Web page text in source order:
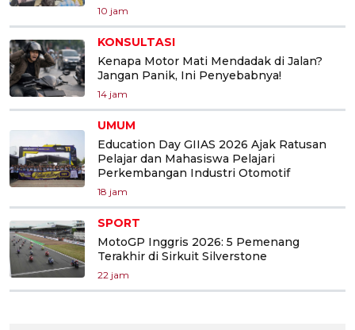
10 jam
KONSULTASI
Kenapa Motor Mati Mendadak di Jalan?
Jangan Panik, Ini Penyebabnya!
14 jam
UMUM
Education Day GIIAS 2026 Ajak Ratusan
Pelajar dan Mahasiswa Pelajari
Perkembangan Industri Otomotif
18 jam
SPORT
MotoGP Inggris 2026: 5 Pemenang
Terakhir di Sirkuit Silverstone
22 jam